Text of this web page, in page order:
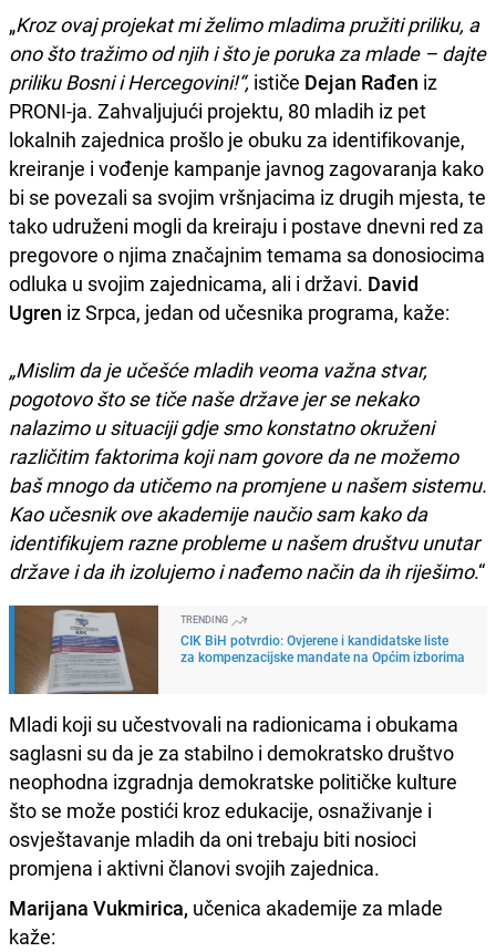
„Kroz ovaj projekat mi želimo mladima pružiti priliku, a
ono što tražimo od njih i što je poruka za mlade – dajte
priliku Bosni i Hercegovini!“, ističe Dejan Rađen iz
PRONI-ja. Zahvaljujući projektu, 80 mladih iz pet
lokalnih zajednica prošlo je obuku za identifikovanje,
kreiranje i vođenje kampanje javnog zagovaranja kako
bi se povezali sa svojim vršnjacima iz drugih mjesta, te
tako udruženi mogli da kreiraju i postave dnevni red za
pregovore o njima značajnim temama sa donosiocima
odluka u svojim zajednicama, ali i državi. David
Ugren iz Srpca, jedan od učesnika programa, kaže:
„Mislim da je učešće mladih veoma važna stvar,
pogotovo što se tiče naše države jer se nekako
nalazimo u situaciji gdje smo konstatno okruženi
različitim faktorima koji nam govore da ne možemo
baš mnogo da utičemo na promjene u našem sistemu.
Kao učesnik ove akademije naučio sam kako da
identifikujem razne probleme u našem društvu unutar
države i da ih izolujemo i nađemo način da ih riješimo.“
TRENDING
CIK BiH potvrdio: Ovjerene i kandidatske liste
za kompenzacijske mandate na Općim izborima
Mladi koji su učestvovali na radionicama i obukama
saglasni su da je za stabilno i demokratsko društvo
neophodna izgradnja demokratske političke kulture
što se može postići kroz edukacije, osnaživanje i
osvještavanje mladih da oni trebaju biti nosioci
promjena i aktivni članovi svojih zajednica.
Marijana Vukmirica, učenica akademije za mlade
kaže: